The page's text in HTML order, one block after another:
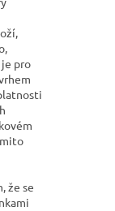
je pro
že se